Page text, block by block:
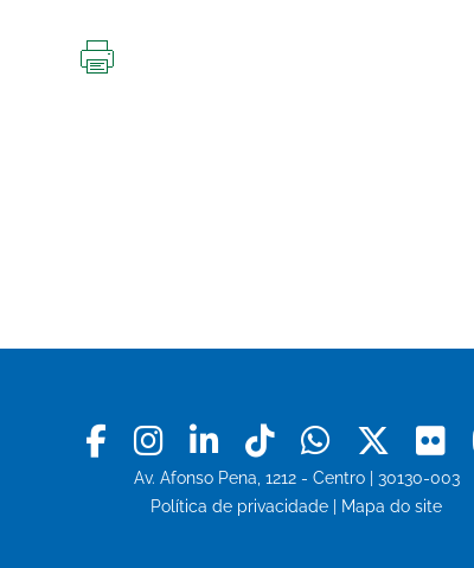
Facebook
Instagram
LinkedinTiktok X
Av. Afonso Pena, 1212 - Centro | 30130-003
Política de privacidade
Mapa do site